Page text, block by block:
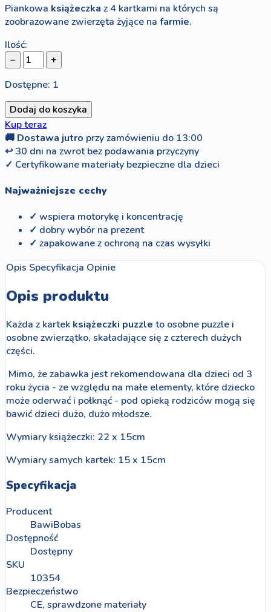
Piankowa książeczka z 4 kartkami na których są
zoobrazowane zwierzęta żyjące na farmie.
Ilość:
−
+
Dostępne: 1
Dodaj do koszyka
Kup teraz
🚚 Dostawa jutro przy zamówieniu do 13:00
↩ 30 dni na zwrot bez podawania przyczyny
✓ Certyfikowane materiały bezpieczne dla dzieci
Najważniejsze cechy
✓ wspiera motorykę i koncentrację
✓ dobry wybór na prezent
✓ zapakowane z ochroną na czas wysyłki
Opis Specyfikacja Opinie
Opis produktu
Każda z kartek książeczki puzzle to osobne puzzle i
osobne zwierzątko, skaładające się z czterech dużych
części.
Mimo, że zabawka jest rekomendowana dla dzieci od 3
roku życia - ze względu na małe elementy, które dziecko
może oderwać i połknąć - pod opieką rodziców mogą się
bawić dzieci dużo, dużo młodsze.
Wymiary książeczki: 22 x 15cm
Wymiary samych kartek: 15 x 15cm
Specyfikacja
Producent
BawiBobas
Dostępność
Dostępny
SKU
10354
Bezpieczeństwo
CE, sprawdzone materiały